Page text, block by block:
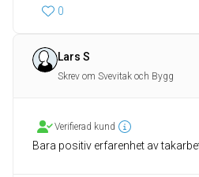
0
Lars S
Skrev om Svevitak och Bygg
Verifierad kund
Bara positiv erfarenhet av